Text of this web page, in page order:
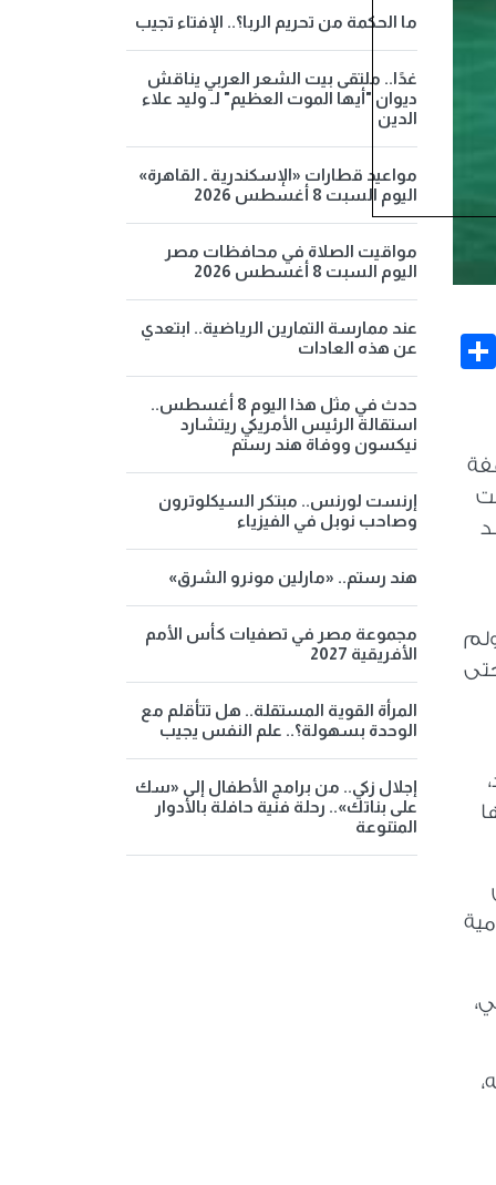
Share
ما الحكمة من تحريم الربا؟.. الإفتاء تجيب
غدًا.. ملتقى بيت الشعر العربي يناقش
ديوان "أيها الموت العظيم" لـ وليد علاء
الدين
مواعيد قطارات «الإسكندرية ـ القاهرة»
اليوم السبت 8 أغسطس 2026
مواقيت الصلاة في محافظات مصر
اليوم السبت 8 أغسطس 2026
عند ممارسة التمارين الرياضية.. ابتعدي
عن هذه العادات
حدث في مثل هذا اليوم 8 أغسطس..
استقالة الرئيس الأمريكي ريتشارد
نيكسون ووفاة هند رستم
إرنست لورنس.. مبتكر السيكلوترون
وصاحب نوبل في الفيزياء
هند رستم.. «مارلين مونرو الشرق»
مجموعة مصر في تصفيات كأس الأمم
الأفريقية 2027
المرأة القوية المستقلة.. هل تتأقلم مع
الوحدة بسهولة؟.. علم النفس يجيب
إجلال زكي.. من برامج الأطفال إلى «سك
على بناتك».. رحلة فنية حافلة بالأدوار
المتنوعة